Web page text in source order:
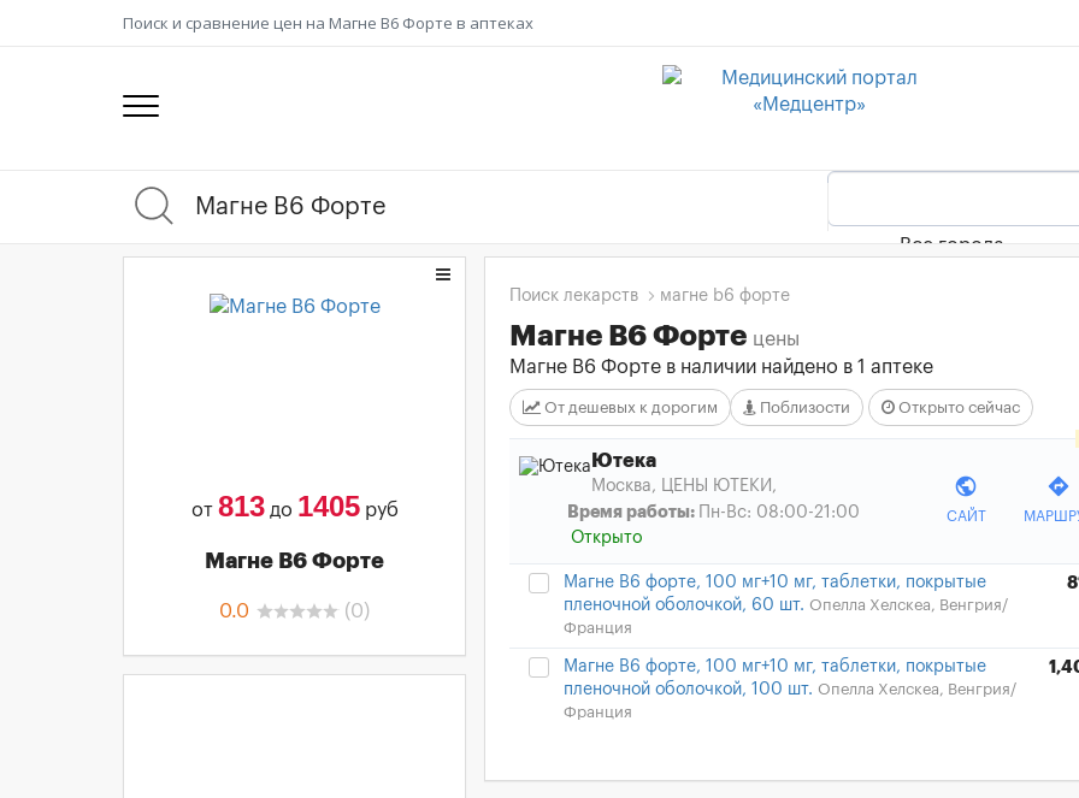
Поиск и сравнение цен на Магне B6 Форте в аптеках
Все города
от 813до 1405руб
Магне B6 Форте
0.0 (0)
Поиск лекарств магне b6 форте
Магне B6 Форте цены
Магне B6 Форте в наличии найдено в 1 аптеке
От дешевых к дорогим Поблизости Открыто сейчас
Ютека
Москва, ЦЕНЫ ЮТЕКИ ,
Время работы:
Пн-Вс: 08:00-21:00
Открыто
public
САЙТ
directions
Магне B6 форте, 100 мг+10 мг, таблетки, покрытые
пленочной оболочкой, 60 шт. Опелла Хелскеа, Венгрия/
Франция
Магне B6 форте, 100 мг+10 мг, таблетки, покрытые
пленочной оболочкой, 100 шт. Опелла Хелскеа, Венгрия/
Франция